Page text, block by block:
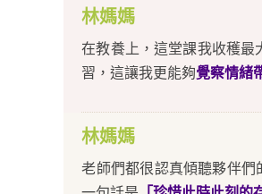
林媽媽
在教養上，這堂課我收穫最
習，這讓我更能夠覺察情緒
林媽媽
老師們都很認真傾聽夥伴們